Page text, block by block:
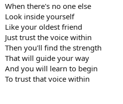
When there's no one else
Look inside yourself
Like your oldest friend
Just trust the voice within
Then you'll find the strength
That will guide your way
And you will learn to begin
To trust that voice within